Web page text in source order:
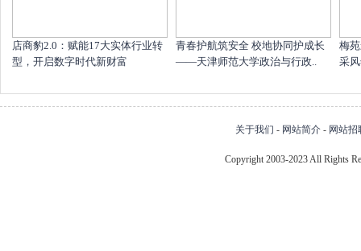
店商豹2.0：赋能17大实体行业转
型，开启数字时代新财富
青春护航筑安全 校地协同护成长
——天津师范大学政治与行政..
梅
采
关于我们 - 网站简介 - 网站招
Copyright 2003-2023 All Rights